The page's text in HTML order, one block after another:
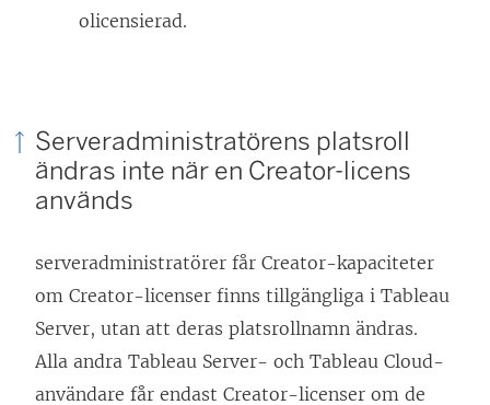
olicensierad.
Serveradministratörens platsroll
ändras inte när en Creator-licens
används
serveradministratörer får Creator-kapaciteter
om Creator-licenser finns tillgängliga i Tableau
Server, utan att deras platsrollnamn ändras.
Alla andra Tableau Server- och Tableau Cloud-
användare får endast Creator-licenser om de